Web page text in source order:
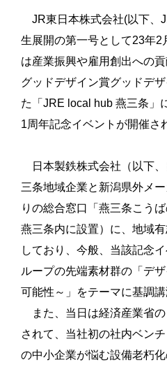
JR東日本株式会社(以下、
生展開の第一号として23年2
は産業振興や雇用創出への
グッドデザイン賞グッドデ
た「JRE local hub 燕三条」
1周年記念イベントが開催さ
日本製鉄株式会社（以下
三条地域企業と新潟県外メ
りの総合窓口「燕三条こう
燕三条内に設置）に、地域
しており、今般、当該記念
ループの先端素材群の「デ
可能性～」をテーマに基調講
また、当日は経済産業省
されて、当社初の社内ベン
の中小企業が悩む設備老朽